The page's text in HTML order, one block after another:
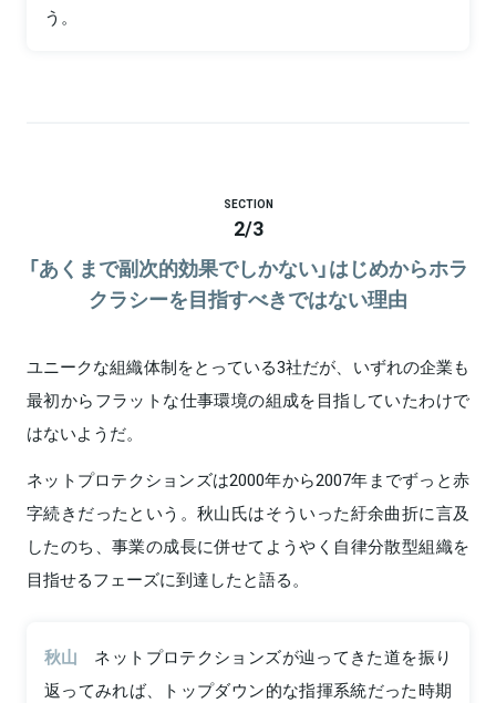
う。
SECTION
2/3
「あくまで副次的効果でしかない」はじめからホラ
クラシーを目指すべきではない理由
ユニークな組織体制をとっている3社だが、いずれの企業も
最初からフラットな仕事環境の組成を目指していたわけで
はないようだ。
ネットプロテクションズは2000年から2007年までずっと赤
字続きだったという。秋山氏はそういった紆余曲折に言及
したのち、事業の成長に併せてようやく自律分散型組織を
目指せるフェーズに到達したと語る。
秋山
ネットプロテクションズが辿ってきた道を振り
返ってみれば、トップダウン的な指揮系統だった時期